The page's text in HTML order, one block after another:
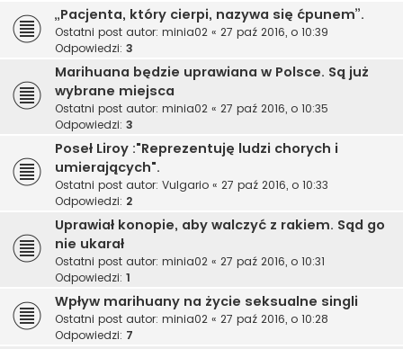
„Pacjenta, który cierpi, nazywa się ćpunem”.
Ostatni post autor: minia02 « 27 paź 2016, o 10:39
Odpowiedzi: 3
Marihuana będzie uprawiana w Polsce. Są już
wybrane miejsca
Ostatni post autor: minia02 « 27 paź 2016, o 10:35
Odpowiedzi: 3
Poseł Liroy :"Reprezentuję ludzi chorych i
umierających".
Ostatni post autor: Vulgario « 27 paź 2016, o 10:33
Odpowiedzi: 2
Uprawiał konopie, aby walczyć z rakiem. Sąd go
nie ukarał
Ostatni post autor: minia02 « 27 paź 2016, o 10:31
Odpowiedzi: 1
Wpływ marihuany na życie seksualne singli
Ostatni post autor: minia02 « 27 paź 2016, o 10:28
Odpowiedzi: 7